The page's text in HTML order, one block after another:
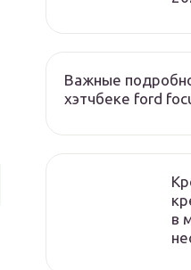
Важные
хэтчбеке ford
в